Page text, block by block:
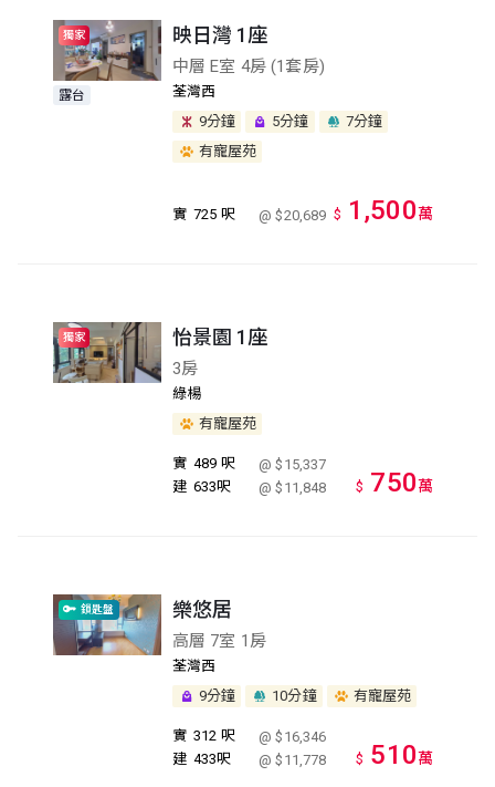
獨家
露台
映日灣 1座
中層 E室 4房 (1套房)
荃灣西
9分鐘
5分鐘
7分鐘
有寵屋苑
實 725 呎 @ $20,689 $ 1,500萬
獨家 怡景園 1座
3房
綠楊
有寵屋苑
實 489 呎
@ $15,337
建 633呎 @ $11,848 $ 750萬
鎖匙盤 樂悠居
高層 7室 1房
荃灣西
9分鐘
10分鐘 有寵屋苑
實 312 呎
@ $16,346
建 433呎 @ $11,778 $ 510萬